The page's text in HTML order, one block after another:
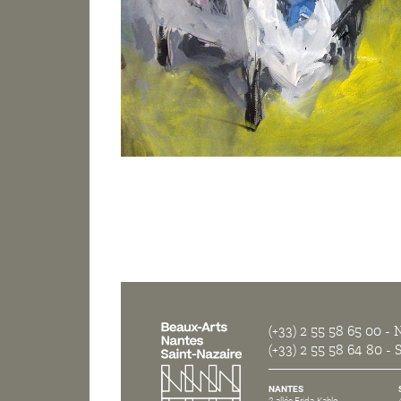
(+33) 2 55 58 65 00 -
(+33) 2 55 58 64 80 -
NANTES